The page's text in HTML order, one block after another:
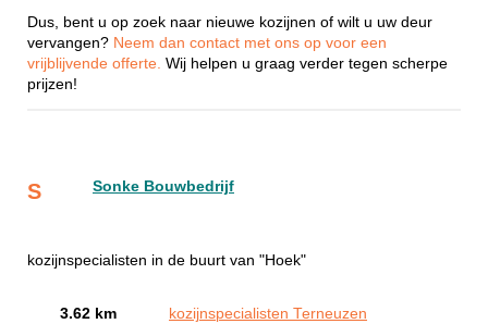
Dus, bent u op zoek naar nieuwe kozijnen of wilt u uw deur
vervangen? Neem dan contact met ons op voor een
vrijblijvende offerte. Wij helpen u graag verder tegen scherpe
prijzen!
S Sonke Bouwbedrijf
kozijnspecialisten in de buurt van "Hoek"
3.62 km
kozijnspecialisten Terneuzen